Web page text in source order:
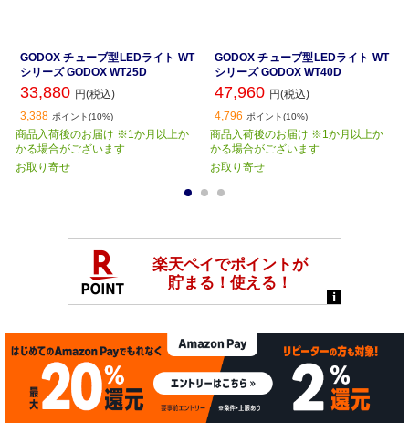
GODOX チューブ型LEDライト WT
シリーズ GODOX WT25D
33,880 円(税込)
3,388 ポイント(10%)
商品入荷後のお届け ※1か月以上か
かる場合がございます
お取り寄せ
GODOX チューブ型LEDライト WT
シリーズ GODOX WT40D
47,960 円(税込)
4,796 ポイント(10%)
商品入荷後のお届け ※1か月以上か
かる場合がございます
お取り寄せ